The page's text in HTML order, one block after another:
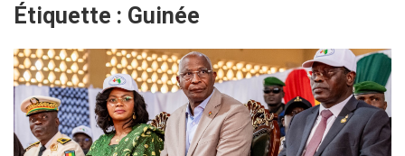
Étiquette : Guinée